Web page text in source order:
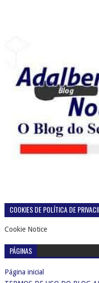
COOKIES DE POLÍTICA DE
Cookie Notice
PÁGINAS
Página inicial